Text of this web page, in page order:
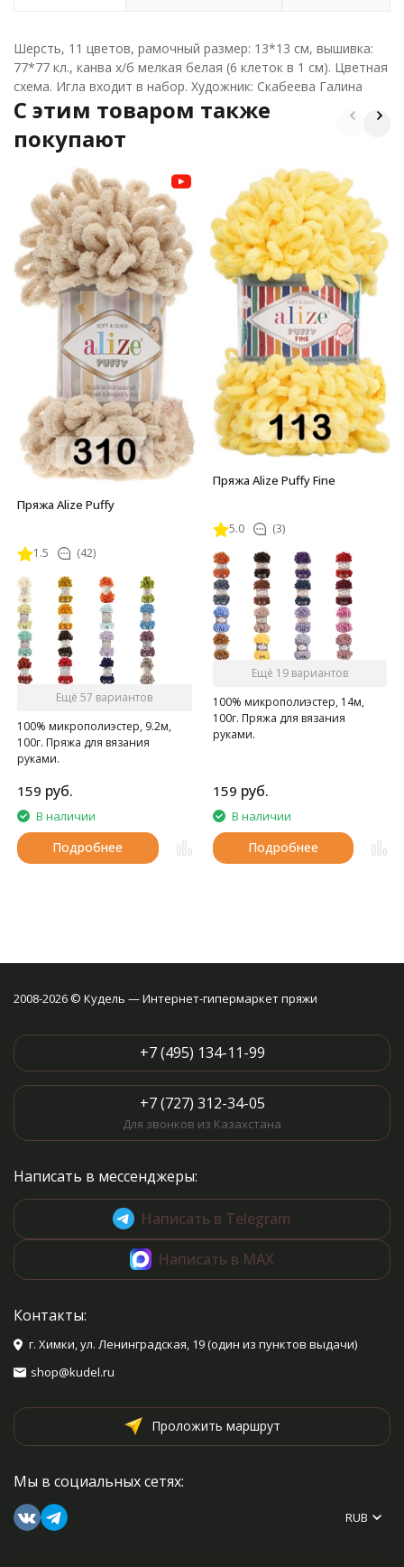
Шерсть, 11 цветов, рамочный размер: 13*13 см, вышивка:
77*77 кл., канва х/б мелкая белая (6 клеток в 1 см). Цветная
схема. Игла входит в набор. Художник: Скабеева Галина
C этим товаром также
покупают
Пряжа Alize Puffy
1.5 (42)
Ещё 57 вариантов
100% микрополиэстер, 9.2м,
100г. Пряжа для вязания
руками.
159 руб.
В наличии
Подробнее
Пряжа Alize Puffy Fine
5.0 (3)
Ещё 19 вариантов
100% микрополиэстер, 14м,
100г. Пряжа для вязания
руками.
159 руб.
В наличии
Подробнее
2008-2026 © Кудель — Интернет-гипермаркет пряжи
+7 (495) 134-11-99
+7 (727) 312-34-05
Для звонков из Казахстана
Написать в мессенджеры:
Написать в Telegram
Написать в MAX
Контакты:
г. Химки, ул. Ленинградская, 19 (один из пунктов выдачи)
shop@kudel.ru
Проложить маршрут
Мы в социальных сетях:
RUB